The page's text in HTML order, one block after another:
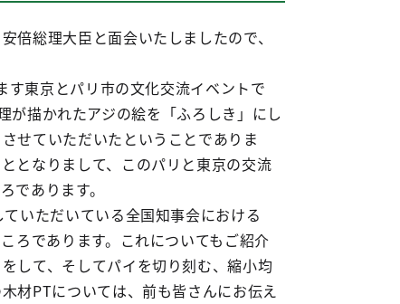
倍総理大臣と面会いたしましたので、
東京とパリ市の文化交流イベントで
が描かれたアジの絵を「ふろしき」にし
せていただいたということでありま
となりまして、このパリと東京の交流
であります。
いただいている全国知事会における
ろであります。これについてもご紹介
して、そしてパイを切り刻む、縮小均
材PTについては、前も皆さんにお伝え